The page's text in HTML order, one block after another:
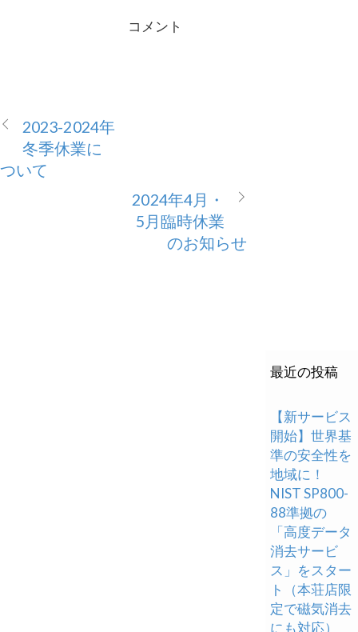
コメント
2023-2024年
冬季休業に
ついて
2024年4月・
5月臨時休業
のお知らせ
最近の投稿
【新サービス
開始】世界基
準の安全性を
地域に！
NIST SP800-
88準拠の
「高度データ
消去サービ
ス」をスター
ト（本荘店限
定で磁気消去
にも対応）